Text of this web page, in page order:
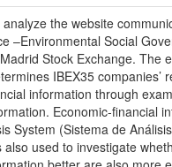
analyze the website
–Environmental Social
Stock Exchange. The
IBEX35 companies’
information through
Economic-financial
System (Sistema de
also used to investigate